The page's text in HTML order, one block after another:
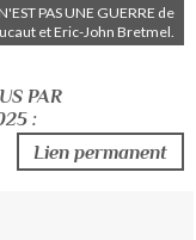
PAS UNE GUERRE de
et Eric-John Bretmel.
PAR
:
Lien permanent